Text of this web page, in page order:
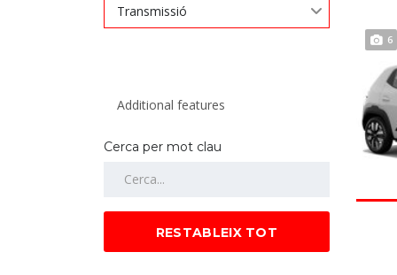
Transmissió
Cerca per mot clau
RESTABLEIX TOT
6